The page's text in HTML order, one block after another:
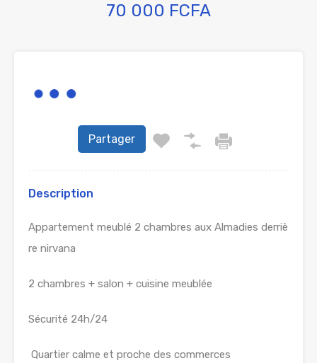
70 000 FCFA
Partager
Description
Appartement meublé 2 chambres aux Almadies derriè
re nirvana
2 chambres + salon + cuisine meublée
Sécurité 24h/24
Quartier calme et proche des commerces